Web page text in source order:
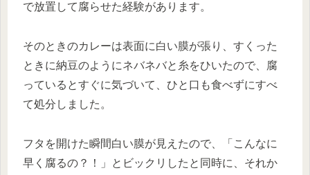
で放置して腐らせた経験があります。
そのときのカレーは表面に白い膜が張り、すくった
ときに納豆のようにネバネバと糸をひいたので、腐
っているとすぐに気づいて、ひと口も食べずにすべ
て処分しました。
フタを開けた瞬間白い膜が見えたので、「こんなに
早く腐るの？！」とビックリしたと同時に、それか